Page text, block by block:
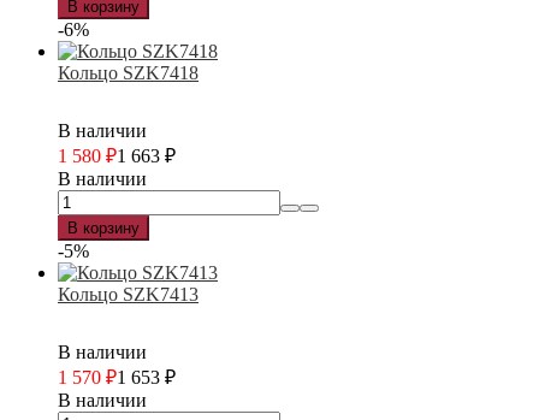
В корзину
-6%
Кольцо SZK7418
В наличии
1 580 ₽1 663 ₽
В наличии
В корзину
-5%
Кольцо SZK7413
В наличии
1 570 ₽1 653 ₽
В наличии